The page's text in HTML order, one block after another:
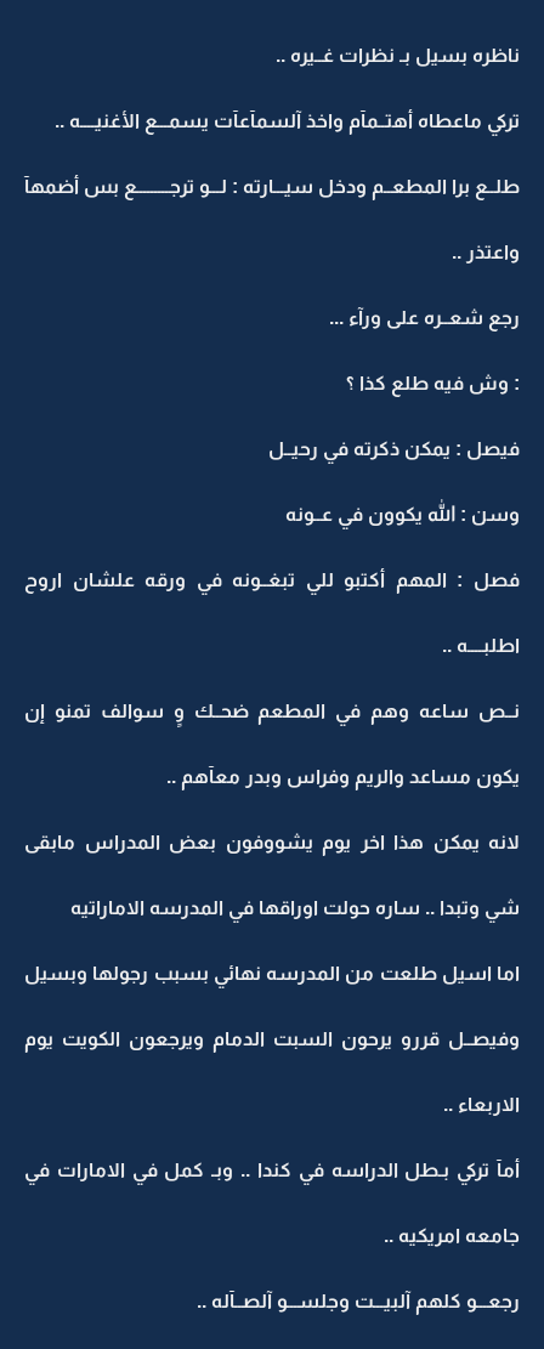
ناظره بسيل بـ نظرات غــيره ..
تركي ماعطاه أهتــمآم واخذ آلسمآعآت يسمـــع الأغنيــــه ..
طلــع برا المطعــم ودخل سيـــارته : لـــو ترجـــــــــع بس أضمهآ
واعتذر ..
رجع شعــره على ورآء ...
: وش فيه طلع كذا ؟
فيصل : يمكن ذكرته في رحيــل
وسن : الله يكوون في عــونه
فصل : المهم أكتبو للي تبغــونه في ورقه علشان اروح
اطلبــــه ..
نــص ساعه وهم في المطعم ضحــك وٍ سوالف تمنو إن
يكون مساعد والريم وفراس وبدر معآهم ..
لانه يمكن هذا اخر يوم يشووفون بعض المدراس مابقى
شي وتبدا .. ساره حولت اوراقها في المدرسه الاماراتيه
اما اسيل طلعت من المدرسه نهائي بسبب رجولها وبسيل
وفيصــل قررو يرحون السبت الدمام ويرجعون الكويت يوم
الاربعاء ..
أمآ تركي بـطل الدراسه في كندا .. وبـ كمل في الامارات في
جامعه امريكيه ..
رجعـــو كلهم آلبيـــت وجلســـو آلصــآله ..